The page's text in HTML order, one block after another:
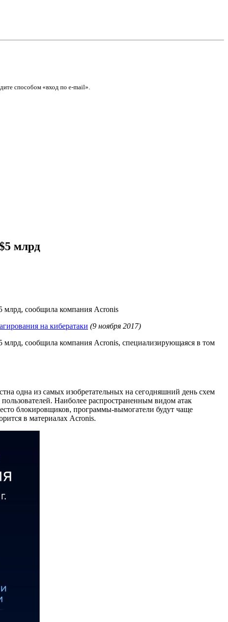
способом «вход по e-mail».
млрд
млрд, сообщила компания Acronis
на кибератаки (9 ноября 2017)
млрд, сообщила компания Acronis, специализирующаяся в том
одна из самых изобретательных на сегодняшний день схем
Наиболее распространенным видом атак
блокировщиков, программы-вымогатели будут чаще
в материалах Acronis.